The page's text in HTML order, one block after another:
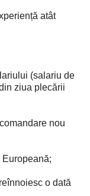
atât
(salariu de
ziua plecării
nou
o dată